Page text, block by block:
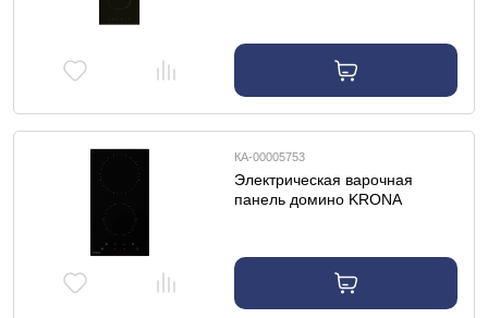
КА-00005753
Электрическая варочная
панель домино KRONA